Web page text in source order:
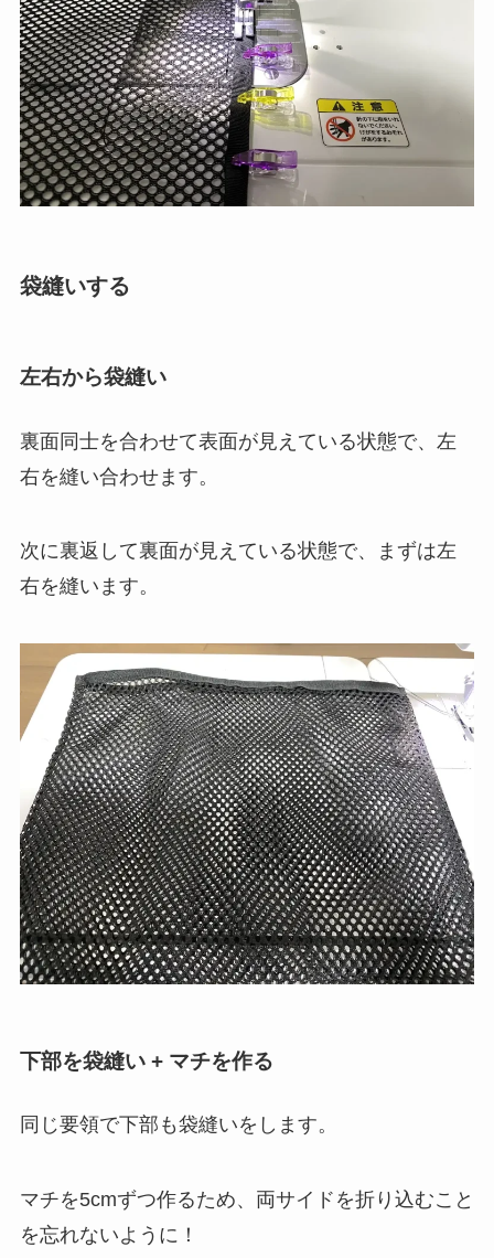
袋縫いする
左右から袋縫い
裏面同士を合わせて表面が見えている状態で、左
右を縫い合わせます。
次に裏返して裏面が見えている状態で、まずは左
右を縫います。
下部を袋縫い + マチを作る
同じ要領で下部も袋縫いをします。
マチを5cmずつ作るため、両サイドを折り込むこと
を忘れないように！